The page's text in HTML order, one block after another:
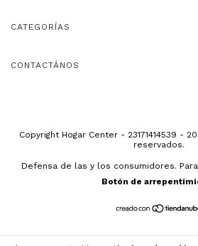
CATEGORÍAS
CONTACTÁNOS
Copyright Hogar Center - 23171414539 -
reservados.
Defensa de las y los consumidores.
Botón de